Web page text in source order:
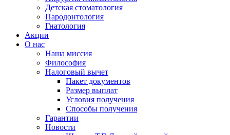
Детская стоматология
Пародонтология
Гнатология
Акции
О нас
Наша миссия
Философия
Налоговый вычет
Пакет документов
Размер выплат
Условия получения
Способы получения
Гарантии
Новости